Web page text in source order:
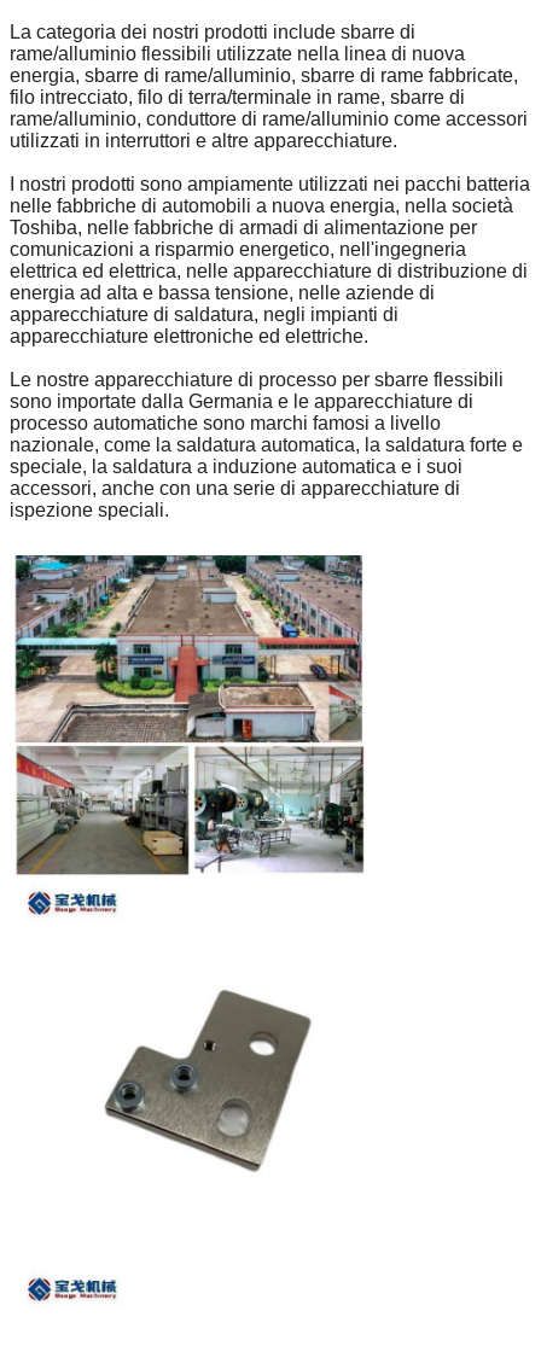
La categoria dei nostri prodotti include sbarre di
rame/alluminio flessibili utilizzate nella linea di nuova
energia, sbarre di rame/alluminio, sbarre di rame fabbricate,
filo intrecciato, filo di terra/terminale in rame, sbarre di
rame/alluminio, conduttore di rame/alluminio come accessori
utilizzati in interruttori e altre apparecchiature.
I nostri prodotti sono ampiamente utilizzati nei pacchi batteria
nelle fabbriche di automobili a nuova energia, nella società
Toshiba, nelle fabbriche di armadi di alimentazione per
comunicazioni a risparmio energetico, nell'ingegneria
elettrica ed elettrica, nelle apparecchiature di distribuzione di
energia ad alta e bassa tensione, nelle aziende di
apparecchiature di saldatura, negli impianti di
apparecchiature elettroniche ed elettriche.
Le nostre apparecchiature di processo per sbarre flessibili
sono importate dalla Germania e le apparecchiature di
processo automatiche sono marchi famosi a livello
nazionale, come la saldatura automatica, la saldatura forte e
speciale, la saldatura a induzione automatica e i suoi
accessori, anche con una serie di apparecchiature di
ispezione speciali.